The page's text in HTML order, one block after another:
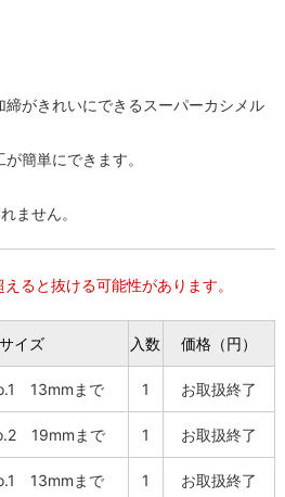
締がきれいにできるスーパーカシメル
簡単にできます。
ません。
ると抜ける可能性があります。
サイズ 入数 価格（円）
13mmまで 1 お取扱終了
19mmまで 1 お取扱終了
13mmまで 1 お取扱終了